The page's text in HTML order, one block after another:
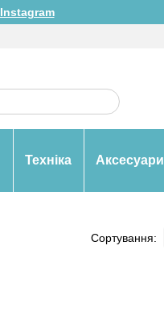
Instagram
Техніка Аксесуари
Сортування: